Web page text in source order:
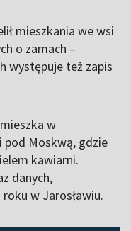
mieszkania we wsi
o zamach –
występuje też zapis
w
pod Moskwą, gdzie
kawiarni.
danych,
w Jarosławiu.